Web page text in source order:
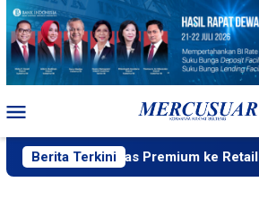
Loncat
konten
Mobile
Berita Terkini
Beras Premium ke Retail Modern